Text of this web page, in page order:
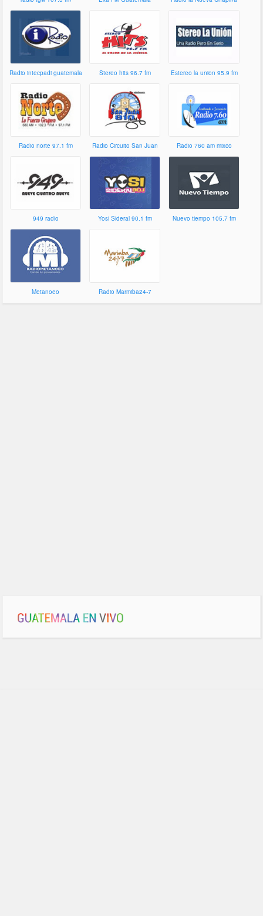
Radio intecpadi guatemala Stereo hits 96.7 fm Estereo la union 95.9 fm
Radio norte 97.1 fm Radio Circuito San Juan Radio 760 am mixco
949 radio Yosi Sideral 90.1 fm Nuevo tiempo 105.7 fm
Metanoeo Radio Marmiba24-7